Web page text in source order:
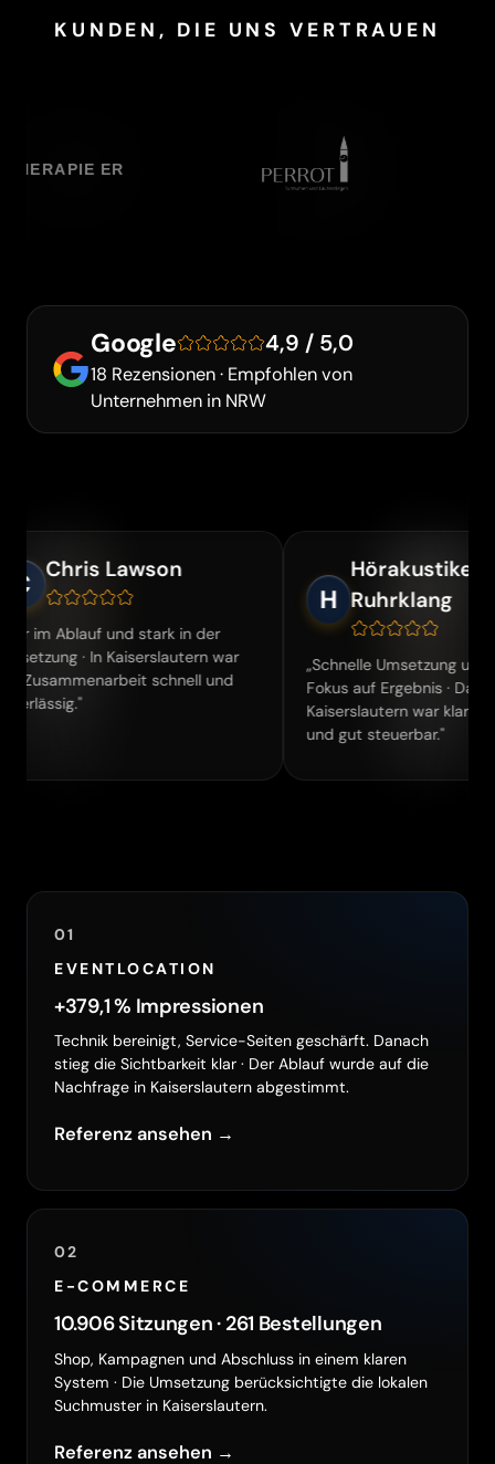
KUNDEN, DIE UNS VERTRAUEN
Google 4,9 / 5,0
18 Rezensionen · Empfohlen von
Unternehmen in NRW
Lawson
und stark in der
· In Kaiserslautern war
schnell und
Hörakustiker
Ruhrklang
„Schnelle Umsetzung und klarer
Fokus auf Ergebnis · Das Setup in
Kaiserslautern war klar strukturiert
und gut steuerbar."
01
EVENTLOCATION
+379,1 % Impressionen
Technik bereinigt, Service-Seiten geschärft. Danach
stieg die Sichtbarkeit klar · Der Ablauf wurde auf die
Nachfrage in Kaiserslautern abgestimmt.
Referenz ansehen →
02
E-COMMERCE
10.906 Sitzungen · 261 Bestellungen
Shop, Kampagnen und Abschluss in einem klaren
System · Die Umsetzung berücksichtigte die lokalen
Suchmuster in Kaiserslautern.
Referenz ansehen →